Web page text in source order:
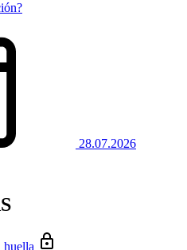
28.07.2026